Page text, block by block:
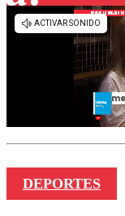
DEPORTES